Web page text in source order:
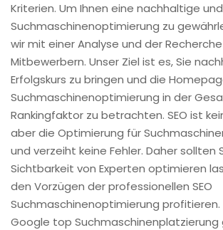
Kriterien. Um Ihnen eine nachhaltige
Suchmaschinenoptimierung zu
wir mit einer Analyse und der
Mitbewerbern. Unser Ziel ist es, Sie
Erfolgskurs zu bringen und die
Suchmaschinenoptimierung in der
Rankingfaktor zu betrachten. SEO ist
aber die Optimierung für
und verzeiht keine Fehler. Daher sollten
Sichtbarkeit von Experten optimieren
den Vorzügen der professionellen SEO
Suchmaschinenoptimierung profitieren.
Google top Suchmaschinenplatzierung